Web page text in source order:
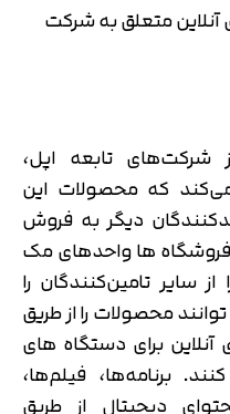
متعلق به شرکت
شرکت‌های تابعه اپل،
می‌کند که محصولات این
دیگر به فروش
فروشگاه ها واحدهای مک
سایر تامین‌کنندگان را
محصولات را از طریق
برای دستگاه های
برنامه‌ها، فیلم‌ها،
دیجیتال از طریق